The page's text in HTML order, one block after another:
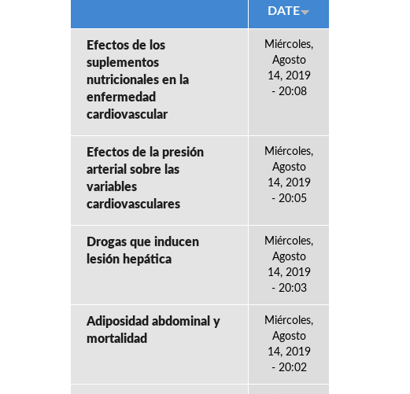
DATE
Efectos de los
suplementos
nutricionales en la
enfermedad
cardiovascular
Miércoles,
Agosto
14, 2019
- 20:08
Efectos de la presión
arterial sobre las
variables
cardiovasculares
Miércoles,
Agosto
14, 2019
- 20:05
Drogas que inducen
lesión hepática
Miércoles,
Agosto
14, 2019
- 20:03
Adiposidad abdominal y
mortalidad
Miércoles,
Agosto
14, 2019
- 20:02